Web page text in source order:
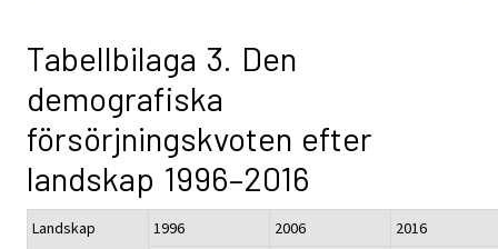
Tabellbilaga 3. Den
demografiska
försörjningskvoten efter
landskap 1996–2016
Landskap 1996 2006
2016